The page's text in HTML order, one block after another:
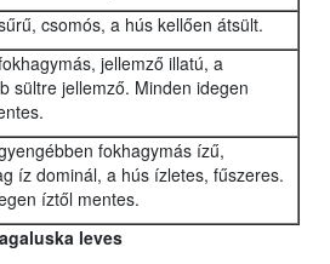
csomós, a hús kellően átsült.
jellemző illatú, a
sültre jellemző. Minden idegen
fokhagymás ízű,
íz dominál, a hús ízletes, fűszeres.
íztől mentes.
leves